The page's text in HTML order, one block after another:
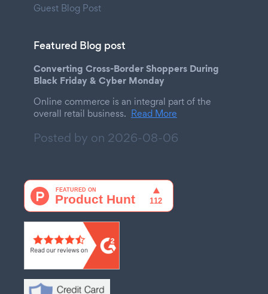
Guest Blog Post
Featured Blog post
Converting Cross-Border Shoppers During
Black Friday & Cyber Monday
Online commerce is an integral part of the
overall retail business. Read More
Posted by on 2026-08-06